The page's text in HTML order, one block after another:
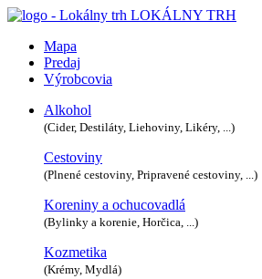
LOKÁLNY TRH
Mapa
Predaj
Výrobcovia
Alkohol
(Cider, Destiláty, Liehoviny, Likéry, ...)
Cestoviny
(Plnené cestoviny, Pripravené cestoviny, ...)
Koreniny a ochucovadlá
(Bylinky a korenie, Horčica, ...)
Kozmetika
(Krémy, Mydlá)